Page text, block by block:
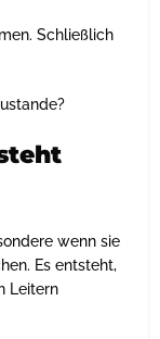
Schließlich
wenn sie
Es entsteht,
Leitern